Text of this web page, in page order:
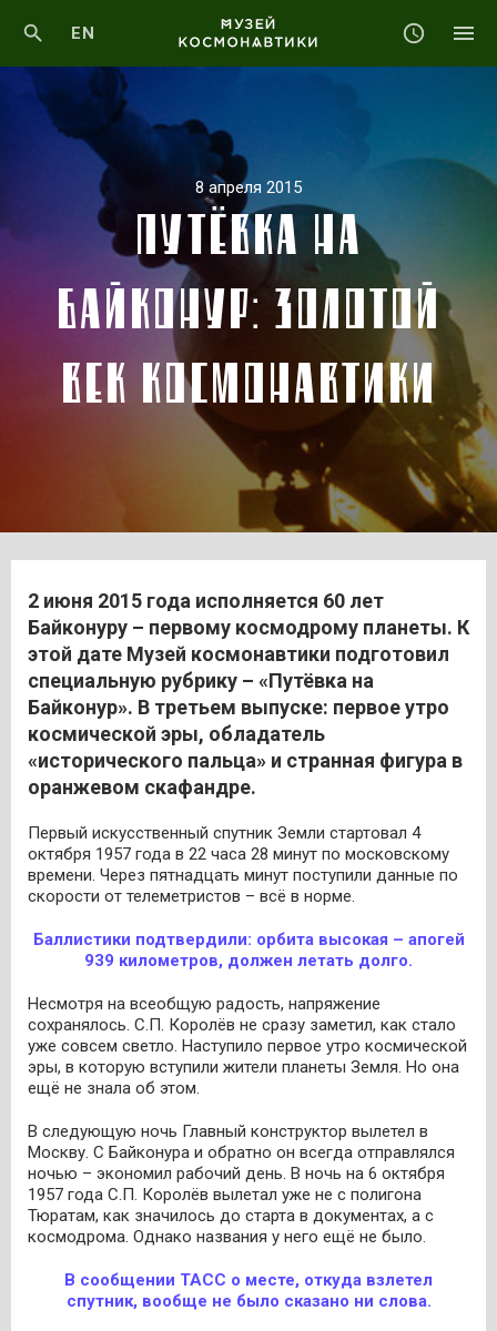
EN
8 апреля 2015
ПУТЁВКА НА
БАЙКОНУР: ЗОЛОТОЙ
ВЕК КОСМОНАВТИКИ
2 июня 2015 года исполняется 60 лет
Байконуру – первому космодрому планеты. К
этой дате Музей космонавтики подготовил
специальную рубрику – «Путёвка на
Байконур». В третьем выпуске: первое утро
космической эры, обладатель
«исторического пальца» и странная фигура в
оранжевом скафандре.
Первый искусственный спутник Земли стартовал 4
октября 1957 года в 22 часа 28 минут по московскому
времени. Через пятнадцать минут поступили данные по
скорости от телеметристов – всё в норме.
Баллистики подтвердили: орбита высокая – апогей
939 километров, должен летать долго.
Несмотря на всеобщую радость, напряжение
сохранялось. С.П. Королёв не сразу заметил, как стало
уже совсем светло. Наступило первое утро космической
эры, в которую вступили жители планеты Земля. Но она
ещё не знала об этом.
В следующую ночь Главный конструктор вылетел в
Москву. С Байконура и обратно он всегда отправлялся
ночью – экономил рабочий день. В ночь на 6 октября
1957 года С.П. Королёв вылетал уже не с полигона
Тюратам, как значилось до старта в документах, а с
космодрома. Однако названия у него ещё не было.
В сообщении ТАСС о месте, откуда взлетел
спутник, вообще не было сказано ни слова.